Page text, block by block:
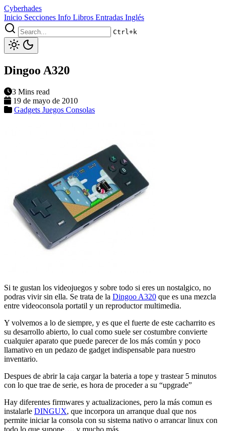
Cyberhades
Inicio Secciones Info Libros Entradas Inglés
Ctrl+k
Dingoo A320
3 Mins read
19 de mayo de 2010
Gadgets Juegos Consolas
Si te gustan los videojuegos y sobre todo si eres un nostalgico, no
podras vivir sin ella. Se trata de la Dingoo A320 que es una mezcla
entre videoconsola portatil y un reproductor multimedia.
Y volvemos a lo de siempre, y es que el fuerte de este cacharrito es
su desarrollo abierto, lo cual como suele ser costumbre convierte
cualquier aparato que puede parecer de los más común y poco
llamativo en un pedazo de gadget indispensable para nuestro
inventario.
Despues de abrir la caja cargar la bateria a tope y trastear 5 minutos
con lo que trae de serie, es hora de proceder a su “upgrade”
Hay diferentes firmwares y actualizaciones, pero la más comun es
instalarle DINGUX, que incorpora un arranque dual que nos
permite iniciar la consola con su sistema nativo o arrancar linux con
todo lo que supone…. y mucho más.